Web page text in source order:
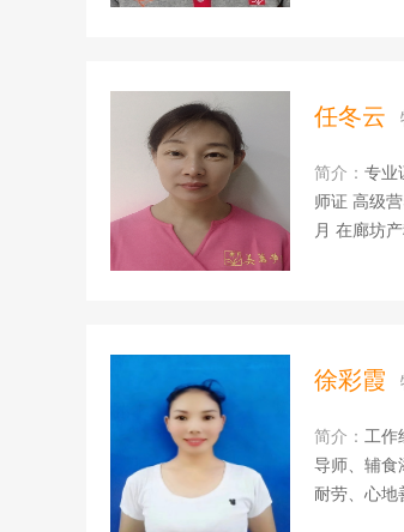
专注力和创
任冬云
简介： 专业证书：
师证 高级营养师证 和睦家专护师证 驾照 2019年11月-2020年1月 在山东带一岁半的宝宝 2020年2
月 在廊坊产科医院做产后照护，主要照顾产妇和新生儿 2020年3月-2022年6月在北京带3个月宝
倾注了自己
徐彩霞
简介： 工作经历
导师、辅食添加证、
耐劳、心地